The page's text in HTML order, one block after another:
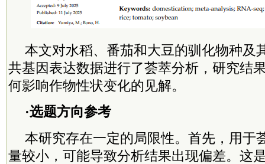
本文对水稻、番茄和大豆的驯化物种及
共基因表达数据进行了荟萃分析，研究结
何影响作物性状变化的见解。
·选题方向参考
本研究存在一定的局限性。首先，用于
量较小，可能导致分析结果出现偏差。这